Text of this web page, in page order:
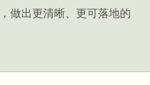
做出更清晰、更可落地的